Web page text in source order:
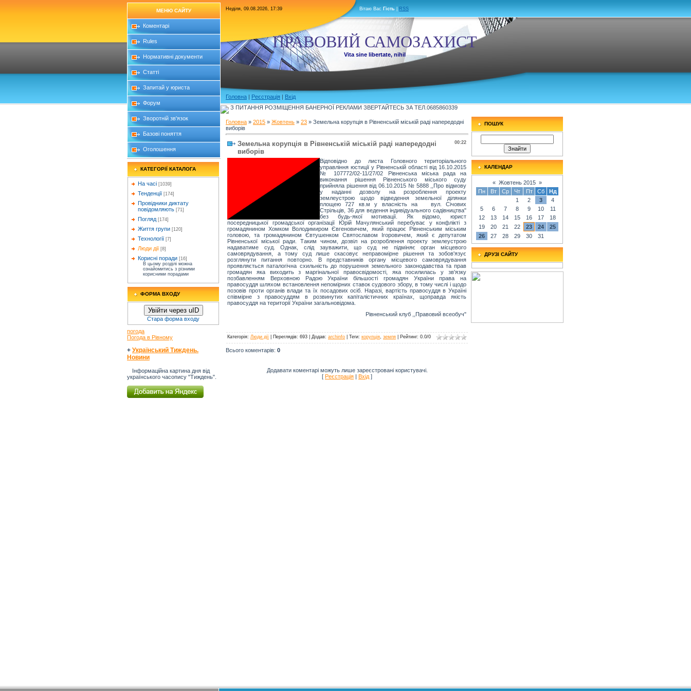
МЕНЮ САЙТУ
Коментарі
Rules
Нормативні документи
Статті
Запитай у юриста
Форум
Зворотній зв'язок
Базові поняття
Оголошення
КАТЕГОРІЇ КАТАЛОГА
На часі [1039]
Тенденції [174]
Провідники диктату
повідомляють [71]
Погляд [174]
Життя групи [120]
Технології [7]
Люди дії [8]
Корисні поради [16]
В цьому розділі можна
ознайомитись з різними
корисними порадами
ФОРМА ВХОДУ
Увійти через uID
Стара форма входу
погода
Погода в Рівному
+ Український Тиждень.
Новини
Інформаційна картина дня від
українського часопису "Тиждень".
Неділя, 09.08.2026, 17:39 Вітаю Вас Гість RSS
ПРАВОВИЙ САМОЗАХИСТ
Vita sine libertate, nihil
Головна | Реєстрація | Вхід
З ПИТАННЯ РОЗМІЩЕННЯ БАНЕРНОЇ РЕКЛАМИ ЗВЕРТАЙТЕСЬ ЗА ТЕЛ.0685860339
Головна » 2015 » Жовтень » 23 » Земельна корупція в Рівненській міській раді напередодні
виборів
00:22
Земельна корупція в Рівненській міській раді напередодні
виборів
Відповідно до листа Головного територіального
управління юстиції у Рівненській області від 16.10.2015
№ 107772/02-11/27/02 Рівненська міська рада на
виконання рішення Рівненського міського суду
прийняла рішення від 06.10.2015 № 5888 ,,Про відмову
у наданні дозволу на розроблення проекту
землеустрою щодо відведення земельної ділянки
площею 727 кв.м у власність на вул. Січових
Стрільців, 36 для ведення індивідуального садівництва"
без будь-якої мотивації. Як відомо, юрист
посередницької громадської організації Юрій Мачулянський перебуває у конфлікті з
громадянином Хомком Володимиром Євгеновичем, який працює Рівненським міським
головою, та громадянином Євтушенком Святославом Ігоровичем, який є депутатом
Рівненської міської ради. Таким чином, дозвіл на розроблення проекту землеустрою
надаватиме суд. Однак, слід зауважити, що суд не підміняє орган місцевого
самоврядування, а тому суд лише скасовує неправомірне рішення та зобов'язує
розглянути питання повторно. В представників органу місцевого самоврядування
проявляється паталогічна схильність до порушення земельного законодавства та прав
громадян яка виходить з маргінальної правосвідомості, яка посилилась у зв'язку
позбавленням Верховною Радою України більшості громадян України права на
правосуддя шляхом встановлення непомірних ставок судового збору, в тому числі і щодо
позовів проти органів влади та їх посадових осіб. Наразі, вартість правосуддя в Україні
співмірне з правосуддям в розвинутих капіталістичних країнах, щоправда якість
правосуддя на території України загальновідома.
Рівненський клуб ,,Правовий всеобуч"
Категорія: Люди дії Переглядів: 693 | Додав: archinfo Теги: корупція земля Рейтинг: 0.0/0
Всього коментарів: 0
Додавати коментарі можуть лише зареєстровані користувачі.
[ Реєстрація | Вхід ]
ПОШУК
КАЛЕНДАР
« Жовтень 2015 »
Пн
Вт Ср Чт Пт Сб
Нд
1
2 3
4
5
6 7 8 9 10
11
12
13 14 15 16 17
18
19
20 21 22 23 24
25
26
27 28 29 30 31
ДРУЗІ САЙТУ